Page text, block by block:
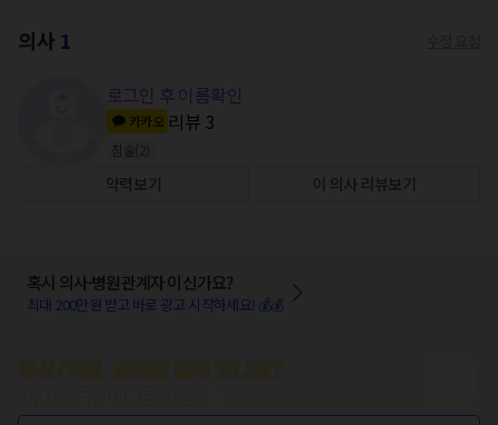
의사 1
로그인 후 이름확인
카카오 리뷰 3
침술
약력보기 이 의사 리뷰보기
혹시 의사·병원관계자 이신가요?
최대 200만원 받고 바로 광고 시작하세요! 💰💰